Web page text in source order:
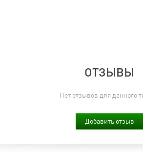
ОТЗЫВЫ
Нет отзывов для данного
Добавить отзыв